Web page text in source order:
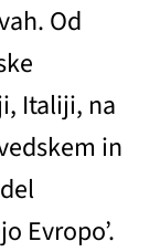
Od
Italiji, na
in
Evropo’.